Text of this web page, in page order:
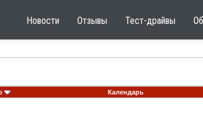
Новости Отзывы Тест-драйвы
Календарь